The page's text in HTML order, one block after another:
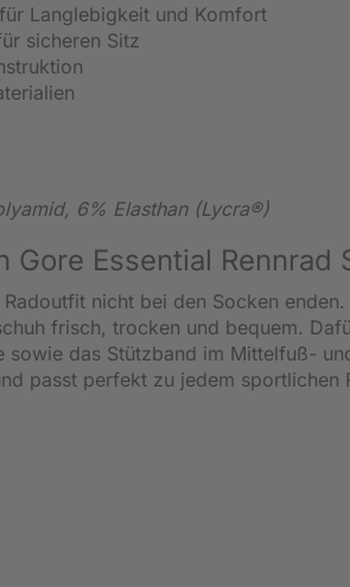
Langlebigkeit und Komfort
sicheren Sitz
6% Elasthan (Lycra®)
Essential Rennrad
nicht bei den Socken
frisch, trocken und bequem.
sowie das Stützband im Mittelfuß-
passt perfekt zu jedem sportlichen